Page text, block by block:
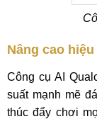
Nâng cao
Công cụ AI
suất mạnh mẽ
thúc đẩy chơi